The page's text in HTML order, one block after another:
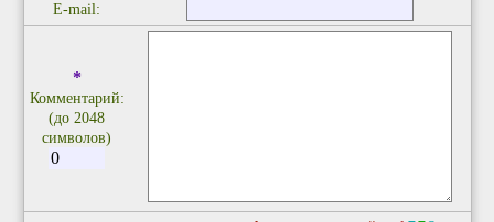
E-mail:
*
Комментарий:
(до 2048
символов)